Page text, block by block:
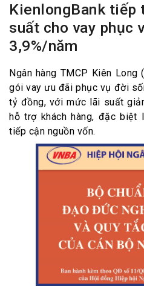
KienlongBank tiếp
suất cho vay phục
3,9%/năm
Ngân hàng TMCP Kiên Long
gói vay ưu đãi phục vụ đời
tỷ đồng, với mức lãi suất
hỗ trợ khách hàng, đặc biệt
tiếp cận nguồn vốn.